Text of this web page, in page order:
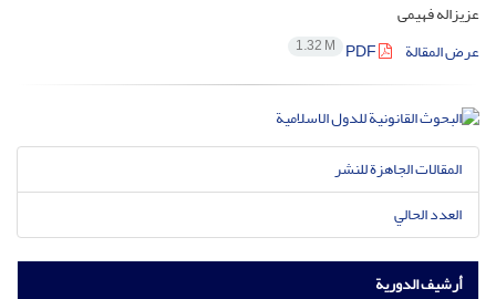
عزیزاله فهیمی
عرض المقالة
1.32 M
المقالات الجاهزة للنشر
العدد الحالي
أرشيف الدورية